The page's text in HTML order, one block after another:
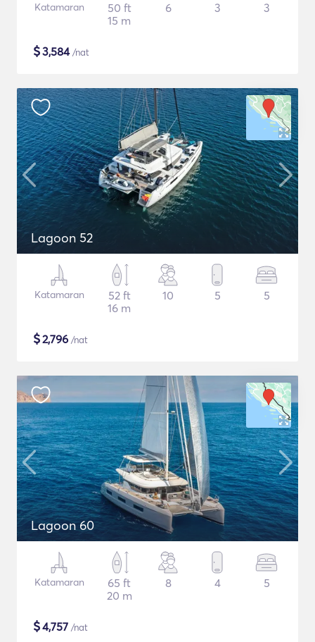
Katamaran
50 ft
15 m
6 3 3
$3,584/nat
Lagoon 52
Katamaran
52 ft
16 m
10 5 5
$2,796 /nat
Lagoon 60
Katamaran
65 ft
20 m
8 4 5
$4,757 /nat